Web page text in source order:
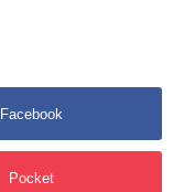
Facebook
Pocket